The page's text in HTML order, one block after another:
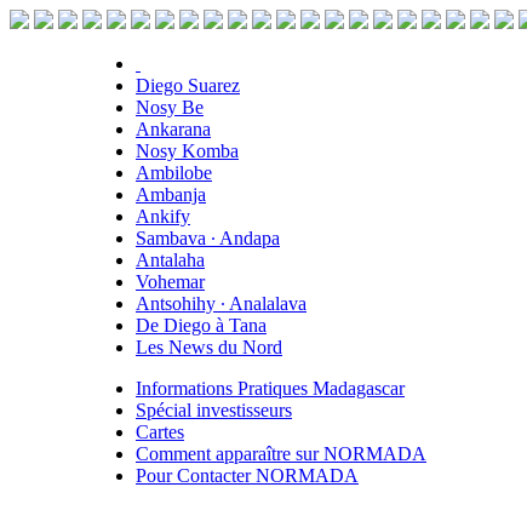
Diego Suarez
Nosy Be
Ankarana
Nosy Komba
Ambilobe
Ambanja
Ankify
Sambava ∙ Andapa
Antalaha
Vohemar
Antsohihy ∙ Analalava
De Diego à Tana
Les News du Nord
Informations Pratiques Madagascar
Spécial investisseurs
Cartes
Comment apparaître sur NORMADA
Pour Contacter NORMADA